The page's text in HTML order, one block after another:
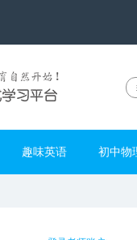
趣味英语 初中物